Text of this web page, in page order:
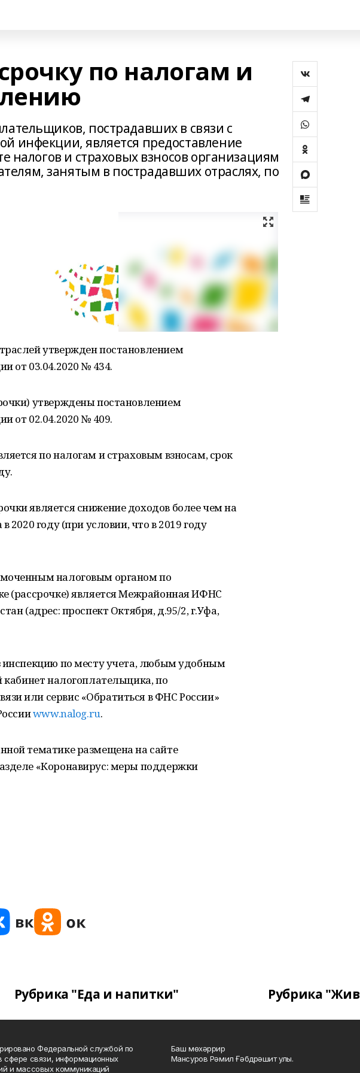
по налогам и
пострадавших в связи с
инфекции, является предоставление
налогов и страховых взносов организациям
занятым в пострадавших отраслях, по
утвержден постановлением
от 03.04.2020 № 434.
утверждены постановлением
от 02.04.2020 № 409.
по налогам и страховым взносам, срок
является снижение доходов более чем на
2020 году (при условии, что в 2019 году
налоговым органом по
(рассрочке) является Межрайонная ИФНС
(адрес: проспект Октября, д.95/2, г.Уфа,
инспекцию по месту учета, любым удобным
налогоплательщика, по
или сервис «Обратиться в ФНС России»
www.nalog.ru.
тематике размещена на сайте
«Коронавирус: меры поддержки
Рубрика "Еда и напитки" Рубрика
Федеральной службой по
сфере связи, информационных
и массовых коммуникаций
Баш мөхәррир
Мансуров Рәмил Ғәбдрәшит улы.